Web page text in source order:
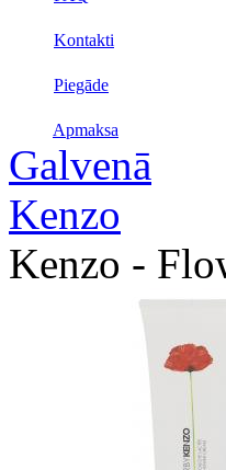
Kontakti
Piegāde
Apmaksa
Galvenā
Kenzo
Kenzo -